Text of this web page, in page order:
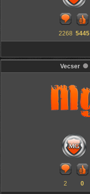
2268 5445
Vecser
2 0